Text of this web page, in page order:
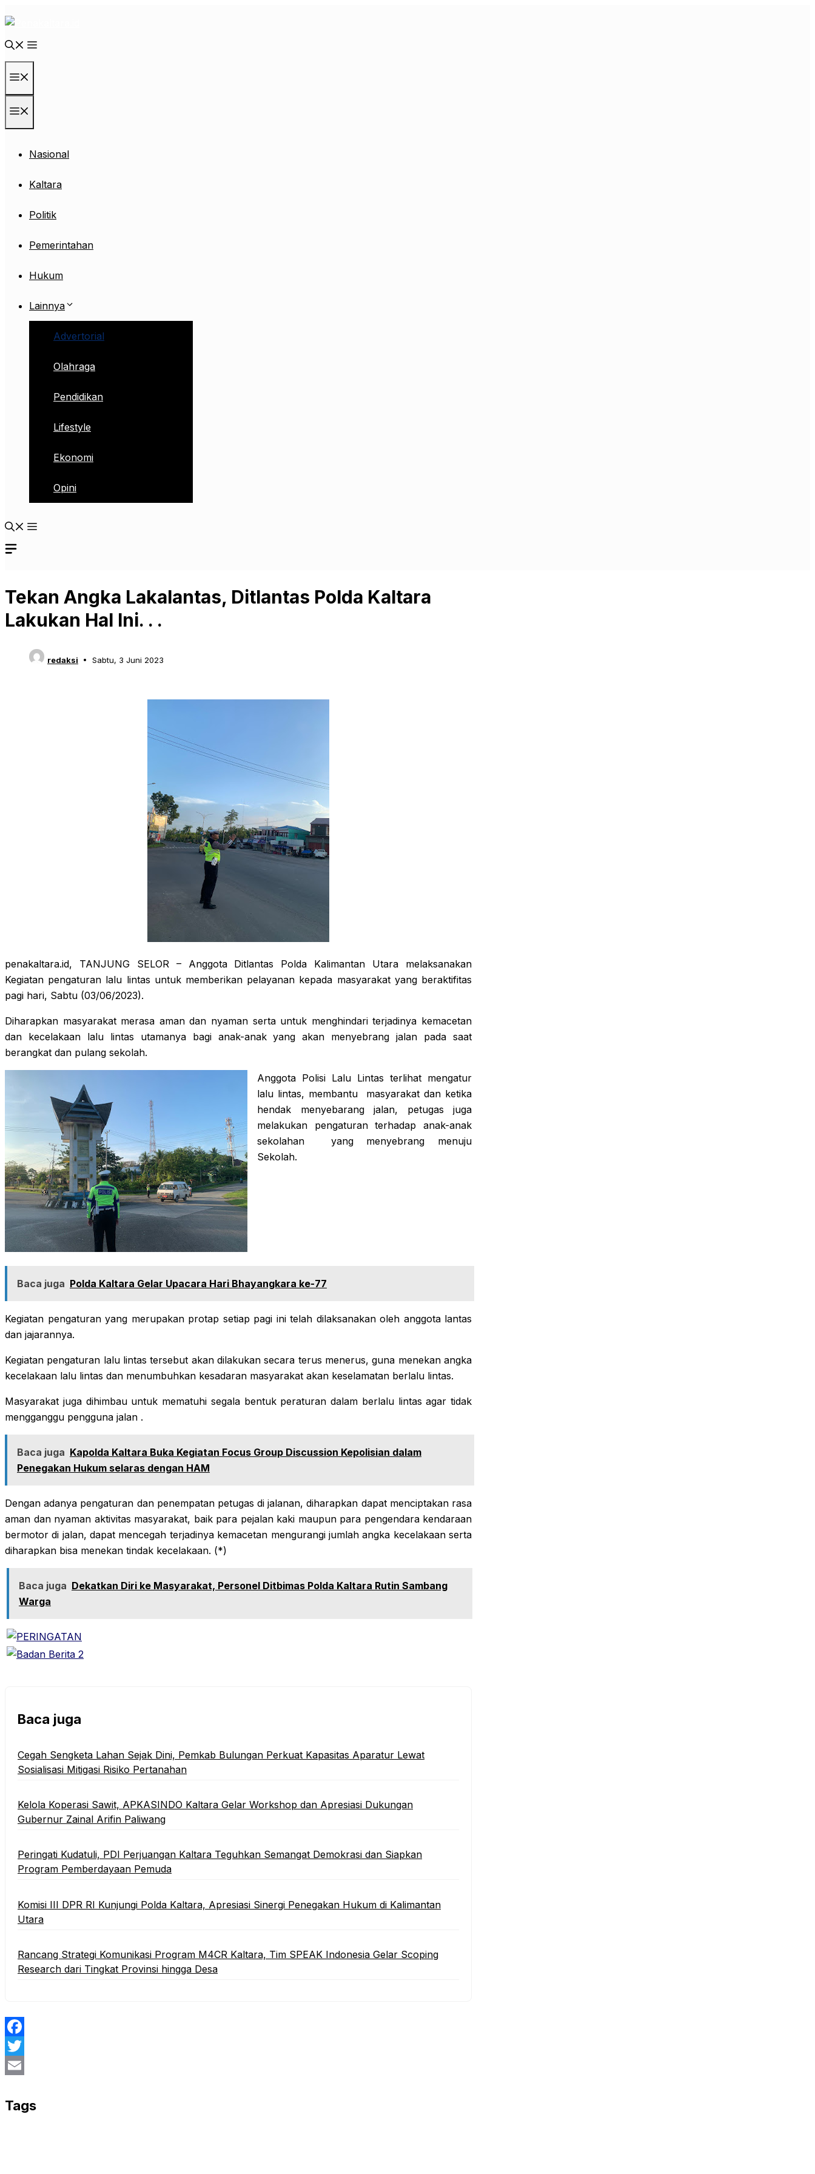
ke
isi
Nasional
Kaltara
Politik
Pemerintahan
Hukum
Lainnya
Advertorial
Olahraga
Pendidikan
Lifestyle
Ekonomi
Opini
Tekan Angka Lakalantas, Ditlantas Polda Kaltara
Lakukan Hal Ini. . .
redaksi Sabtu, 3 Juni 2023
penakaltara.id, TANJUNG SELOR – Anggota Ditlantas Polda Kalimantan Utara melaksanakan
Kegiatan pengaturan lalu lintas untuk memberikan pelayanan kepada masyarakat yang beraktifitas
pagi hari, Sabtu (03/06/2023).
Diharapkan masyarakat merasa aman dan nyaman serta untuk menghindari terjadinya kemacetan
dan kecelakaan lalu lintas utamanya bagi anak-anak yang akan menyebrang jalan pada saat
berangkat dan pulang sekolah.
Anggota Polisi Lalu Lintas terlihat mengatur
lalu lintas, membantu masyarakat dan ketika
hendak menyebarang jalan, petugas juga
melakukan pengaturan terhadap anak-anak
sekolahan yang menyebrang menuju
Sekolah.
Baca juga Polda Kaltara Gelar Upacara Hari Bhayangkara ke-77
Kegiatan pengaturan yang merupakan protap setiap pagi ini telah dilaksanakan oleh anggota lantas
dan jajarannya.
Kegiatan pengaturan lalu lintas tersebut akan dilakukan secara terus menerus, guna menekan angka
kecelakaan lalu lintas dan menumbuhkan kesadaran masyarakat akan keselamatan berlalu lintas.
Masyarakat juga dihimbau untuk mematuhi segala bentuk peraturan dalam berlalu lintas agar tidak
mengganggu pengguna jalan .
Baca juga Kapolda Kaltara Buka Kegiatan Focus Group Discussion Kepolisian dalam
Penegakan Hukum selaras dengan HAM
Dengan adanya pengaturan dan penempatan petugas di jalanan, diharapkan dapat menciptakan rasa
aman dan nyaman aktivitas masyarakat, baik para pejalan kaki maupun para pengendara kendaraan
bermotor di jalan, dapat mencegah terjadinya kemacetan mengurangi jumlah angka kecelakaan serta
diharapkan bisa menekan tindak kecelakaan. (*)
Baca juga Dekatkan Diri ke Masyarakat, Personel Ditbimas Polda Kaltara Rutin Sambang
Warga
Baca juga
Cegah Sengketa Lahan Sejak Dini, Pemkab Bulungan Perkuat Kapasitas Aparatur Lewat
Sosialisasi Mitigasi Risiko Pertanahan
Kelola Koperasi Sawit, APKASINDO Kaltara Gelar Workshop dan Apresiasi Dukungan
Gubernur Zainal Arifin Paliwang
Peringati Kudatuli, PDI Perjuangan Kaltara Teguhkan Semangat Demokrasi dan Siapkan
Program Pemberdayaan Pemuda
Komisi III DPR RI Kunjungi Polda Kaltara, Apresiasi Sinergi Penegakan Hukum di Kalimantan
Utara
Rancang Strategi Komunikasi Program M4CR Kaltara, Tim SPEAK Indonesia Gelar Scoping
Research dari Tingkat Provinsi hingga Desa
Facebook
Twitter
Tags